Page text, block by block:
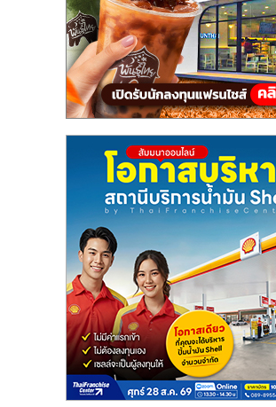
ไชส์,
รวม
แฟ
ไชส์
ขาย
แฟ